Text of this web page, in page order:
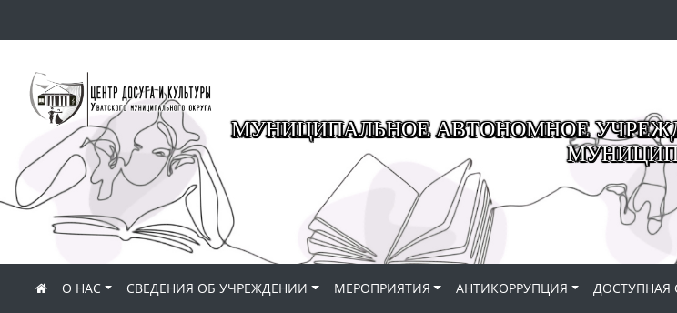
МУНИЦИПАЛЬНОЕ АВТОНОМНОЕ
О НАС СВЕДЕНИЯ ОБ УЧРЕЖДЕНИИ МЕРОПРИЯТИЯ АНТИКОРРУПЦИЯ ДОСТУПНАЯ